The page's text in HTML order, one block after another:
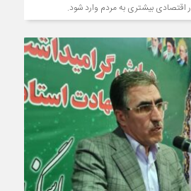
اقتصادی بیشتری به مردم وارد شود.